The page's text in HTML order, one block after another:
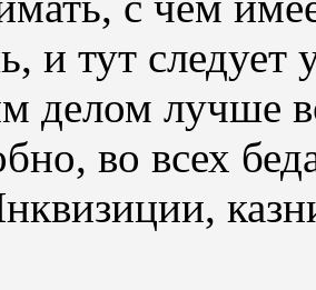
и тут следует
делом лучше
во всех